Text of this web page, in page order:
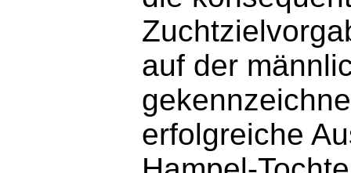
auf der
erfolgreiche